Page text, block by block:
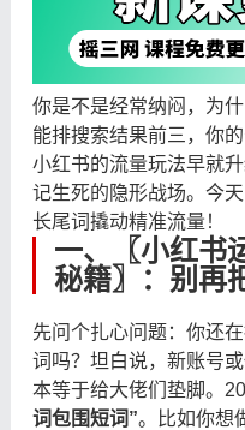
你是不是经常纳闷，为
能排搜索结果前三，你
小红书的流量玩法早就升
记生死的隐形战场。今
长尾词撬动精准流量！
一、〖小红书
秘籍〗：别再
先问个扎心问题：你还在
词吗？坦白说，新账号
本等于给大佬们垫脚。
词包围短词”。比如你想